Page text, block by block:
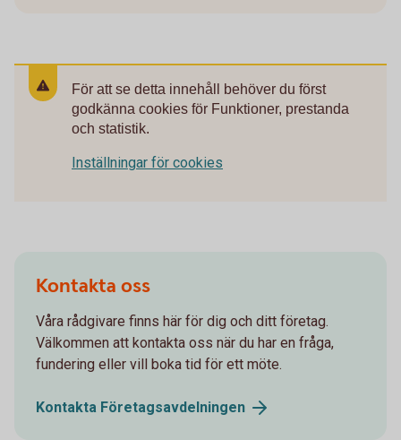
För att se detta innehåll behöver du först
godkänna cookies för Funktioner, prestanda
och statistik.
Inställningar för cookies
Kontakta oss
Våra rådgivare finns här för dig och ditt företag.
Välkommen att kontakta oss när du har en fråga,
fundering eller vill boka tid för ett möte.
Kontakta Företagsavdelningen